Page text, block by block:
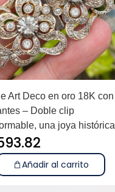
Art Deco en oro 18K con
– Doble clip
una joya histórica
Añadir al carrito